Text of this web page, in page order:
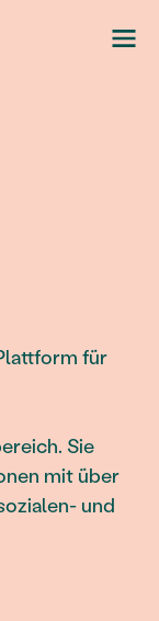
für
Sie
mit über
und